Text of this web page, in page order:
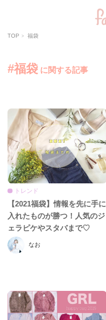
TOP 福袋
#福袋 に関する記事
なお
トレンド
【2021福袋】情報を先に手に
入れたものが勝つ！人気のジ
ェラピケやスタバまで♡